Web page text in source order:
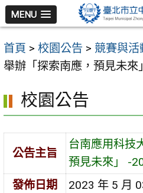
跳
至
主
要
容
區
MENU
首頁 > 校園公告 > 競賽與活
舉辦「探索南應，預見未
校園公告
公告主旨
台南應用科技
預見未來」 -
發佈日期
2023 年 5 月